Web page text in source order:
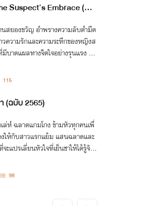
Suspect's Embrace (จ
สยองขวัญ อำพรางความลับดำมืด
วความรักและความระทึกของหญิงส
าดแผลทางจิตใจอย่างรุนแรง แล
115
(ฉบับ 2565)
ล่ห์ ฉลาดแกมโกง ข้ามหัวทุกคนเพื่
ให้กับสาวแรกแย้ม แสนฉลาดและ
ะแปรเลี่ยนหัวใจที่เย็นชาให้ได้รู้จัก
98